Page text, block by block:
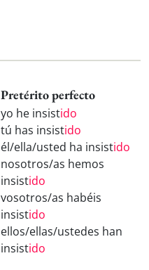
Pretérito perfecto
yo he insistido
tú has insistido
él/ella/usted ha insistido
nosotros/as hemos
insistido
vosotros/as habéis
insistido
ellos/ellas/ustedes han
insistido